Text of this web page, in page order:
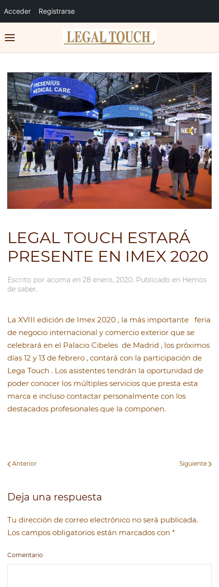
Acceder Registrarse
LEGAL TOUCH ESTARÁ
PRESENTE EN IMEX 2020
Escrito por acoma en 28 enero, 2020. Publicado en Hemos
de saber.
La XVIII edición de Imex 2020 , la más importante feria
de negocio internacional y comercio exterior que se
celebrará en el Palacio Cibeles de Madrid , los próximos
días 12 y 13 de febrero , contará con la participación de
Lega Touch . Los asistentes tendrán la oportunidad de
poder conocer los múltiples servicios que presta esta
marca e incluso contactar personalmente con los
destacados profesionales que la componen.
Anterior Siguiente
Deja una respuesta
Tu dirección de correo electrónico no será publicada.
Los campos obligatorios están marcados con *
Comentario